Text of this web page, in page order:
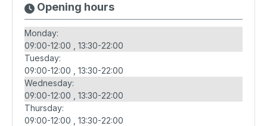
Opening hours
Monday:
09:00-12:00
13:30-22:00
Tuesday:
09:00-12:00
13:30-22:00
Wednesday:
09:00-12:00
13:30-22:00
Thursday:
09:00-12:00
13:30-22:00